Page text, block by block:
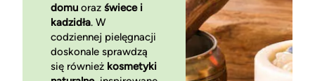
domu oraz świece i
kadzidła. W
codziennej pielęgnacji
doskonale sprawdzą
się również kosmetyki